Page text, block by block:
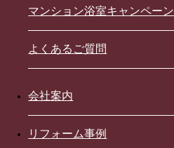
マンション浴室キャンペーン
よくあるご質問
会社案内
リフォーム事例